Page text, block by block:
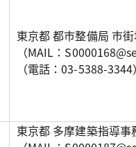
東京都 都市整備局 市
（MAIL：
（電話：03-5388-
東京都 多摩建築指導